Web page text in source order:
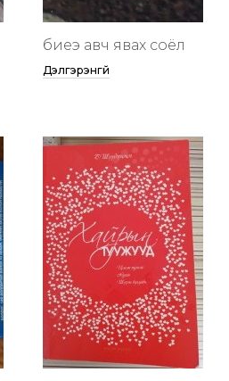
биеэ авч явах соёл
Дэлгэрэнгүй